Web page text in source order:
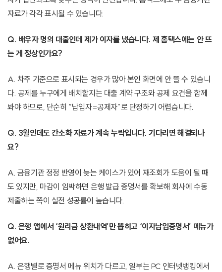
자료가 각각 표시될 수 있습니다.
Q. 배우자 명의 대출인데 제가 이자를 냈습니다. 제 홈택스에는 안 뜨
는 게 정상인가요?
A. 차주 기준으로 표시되는 경우가 많아 본인 화면에 안 뜰 수 있습니
다. 공제를 누구에게 배치할지는 대출 계약 구조와 공제 요건을 함께
봐야 하므로, 단순히 “납입자=공제자”로 단정하기 어렵습니다.
Q. 3월인데도 간소화 자료가 계속 누락입니다. 기다리면 해결되나
요?
A. 금융기관 정정 반영이 늦는 케이스가 있어 재조회가 도움이 될 때
도 있지만, 마감이 임박하면 은행 발급 증명서를 확보해 회사에 수동
제출하는 쪽이 실전 성공률이 높습니다.
Q. 은행 앱에서 ‘원리금 상환내역’만 뽑히고 ‘이자납입증명서’ 메뉴가
없어요.
A. 은행별로 증명서 메뉴 위치가 다르고, 일부는 PC 인터넷뱅킹에서